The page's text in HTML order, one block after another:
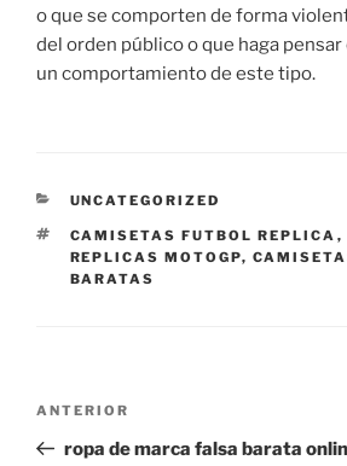
o que se comporten de forma
del orden público o que haga
un comportamiento de este tipo.
CATEGORÍAS
UNCATEGORIZED
ETIQUETAS
CAMISETAS FUTBOL REPLICA ,
REPLICAS MOTOGP,
BARATAS
Entrada
anterior:
ANTERIOR
ropa de marca falsa barata